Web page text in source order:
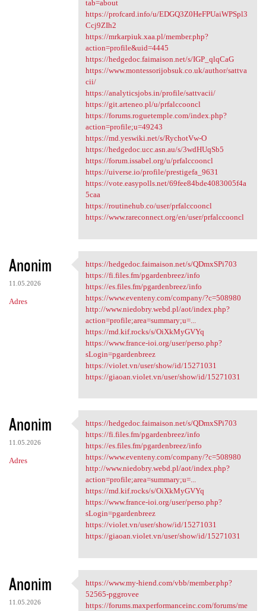
tab=about
https://profcard.info/u/EDGQ3Z0HeFPUaiWPSpl3
Ccj9ZIh2
https://mrkarpiuk.xaa.pl/member.php?
action=profile&uid=4445
https://hedgedoc.faimaison.net/s/IGP_qlqCaG
https://www.montessorijobsuk.co.uk/author/sattva
cii/
https://analyticsjobs.in/profile/sattvacii/
https://git.arteneo.pl/u/prfalccooncl
https://forums.roguetemple.com/index.php?
action=profile;u=49243
https://md.yeswiki.net/s/RychotVw-O
https://hedgedoc.ucc.asn.au/s/3wdHUqSb5
https://forum.issabel.org/u/prfalccooncl
https://uiverse.io/profile/prestigefa_9631
https://vote.easypolls.net/69fee84bde4083005f4a
5caa
https://routinehub.co/user/prfalccooncl
https://www.rareconnect.org/en/user/prfalccooncl
Anonim
11.05.2026
Adres
https://hedgedoc.faimaison
https://hedgedoc.faimaison.net/s/QDmxSPi703
https://fi.files.fm/pgardenbreez/info
https://es.files.fm/pgardenbreez/info
https://www.eventeny.com/company/?c=508980
http://www.niedobry.webd.pl/aot/index.php?
action=profile;area=summary;u=...
https://md.kif.rocks/s/OiXkMyGVYq
https://www.france-ioi.org/user/perso.php?
sLogin=pgardenbreez
https://violet.vn/user/show/id/15271031
https://giaoan.violet.vn/user/show/id/15271031
Anonim
11.05.2026
Adres
https://hedgedoc.faimaison
https://hedgedoc.faimaison.net/s/QDmxSPi703
https://fi.files.fm/pgardenbreez/info
https://es.files.fm/pgardenbreez/info
https://www.eventeny.com/company/?c=508980
http://www.niedobry.webd.pl/aot/index.php?
action=profile;area=summary;u=...
https://md.kif.rocks/s/OiXkMyGVYq
https://www.france-ioi.org/user/perso.php?
sLogin=pgardenbreez
https://violet.vn/user/show/id/15271031
https://giaoan.violet.vn/user/show/id/15271031
Anonim
11.05.2026
https://www.my-hiend.com/vbb
https://www.my-hiend.com/vbb/member.php?
52565-pggrovee
https://forums.maxperformanceinc.com/forums/me